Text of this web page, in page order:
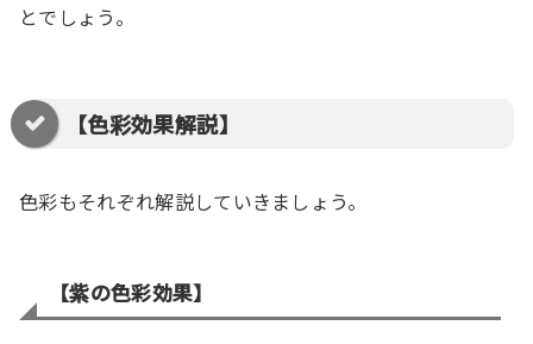
とでしょう。
【色彩効果解説】
色彩もそれぞれ解説していきましょう。
【紫の色彩効果】